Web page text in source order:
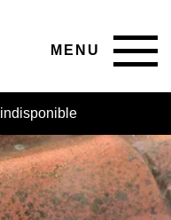
MENU
indisponible